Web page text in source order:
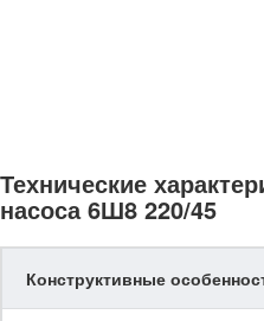
Технические
насоса 6Ш8 220/45
Конструктивные